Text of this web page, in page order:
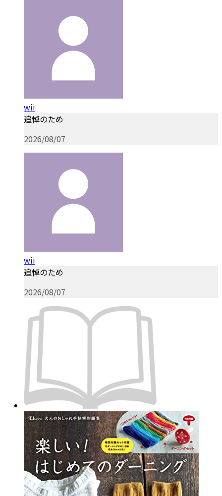
wii
追悼のため
2026/08/07
wii
追悼のため
2026/08/07